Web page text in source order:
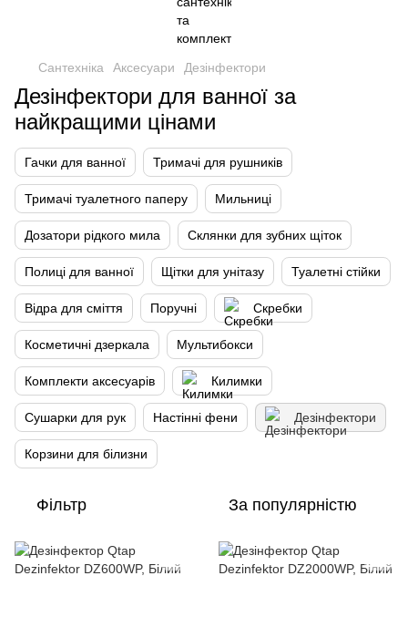
Сантехніка Аксесуари Дезінфектори
Дезінфектори для ванної за
найкращими цінами
Гачки для ванної Тримачі для рушників
Тримачі туалетного паперу Мильниці
Дозатори рідкого мила Склянки для зубних щіток
Полиці для ванної Щітки для унітазу Туалетні стійки
Відра для сміття Поручні Скребки
Косметичні дзеркала Мультибокси
Комплекти аксесуарів Килимки
Сушарки для рук Настінні фени Дезінфектори
Корзини для білизни
Фільтр За популярністю